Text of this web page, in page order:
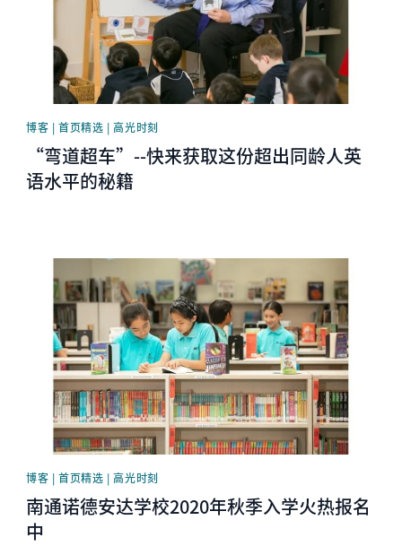
博客 | 首页精选 | 高光时刻
“弯道超车”--快来获取这份超出同龄人英
语水平的秘籍
博客 | 首页精选 | 高光时刻
南通诺德安达学校2020年秋季入学火热报名
中